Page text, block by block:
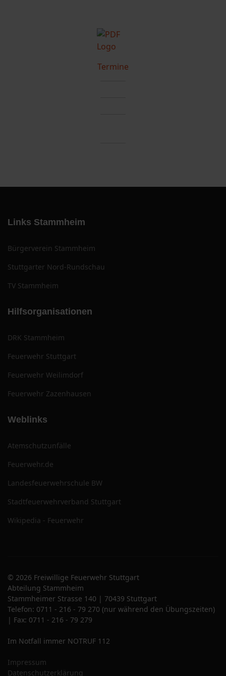
Termine
Links Stammheim
Bürgerverein Stammheim
Stuttgarter Nord-Rundschau
TV Stammheim
Hilfsorganisationen
DRK Stammheim
Feuerwehr Stuttgart
Feuerwehr Weilimdorf
Feuerwehr Zazenhausen
Weblinks
Atemschutzunfälle
Feuerwehr.de
Landesfeuerwehrschule BW
Stadtfeuerwehrverband Stuttgart
Wikipedia - Feuerwehr
© 2026 Freiwillige Feuerwehr Stuttgart
Abteilung Stammheim
Stammheimer Strasse 140 | 70439 Stuttgart
Telefon: 0711 - 216 - 79 270 (nur während den Übungszeiten)
| Fax: 0711 - 216 - 79 279
Im Notfall immer NOTRUF 112
Impressum
Datenschutzerklärung